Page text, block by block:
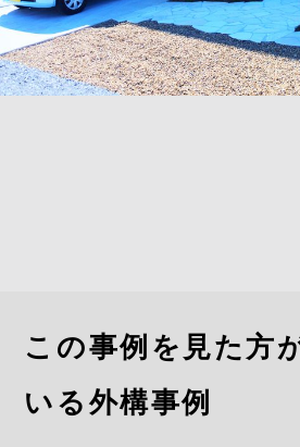
この事例を見た方
いる外構事例